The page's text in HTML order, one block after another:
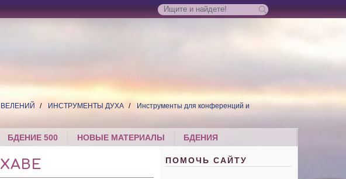
ИНСТРУМЕНТЫ ДУХА
Инструменты для конференций и
БДЕНИЕ 500 НОВЫЕ МАТЕРИАЛЫ БДЕНИЯ
ПОМОЧЬ САЙТУ